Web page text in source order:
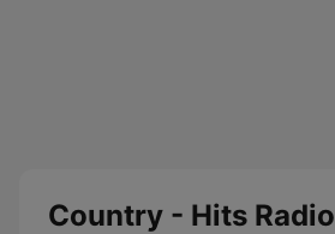
Country - Hits Radio